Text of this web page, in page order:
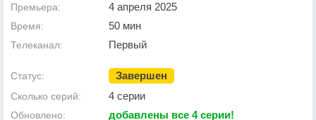
Премьера: 4 апреля 2025
Время: 50 мин
Телеканал: Первый
Статус: Завершен
Сколько серий: 4 серии
Обновлено: добавлены все 4 серии!